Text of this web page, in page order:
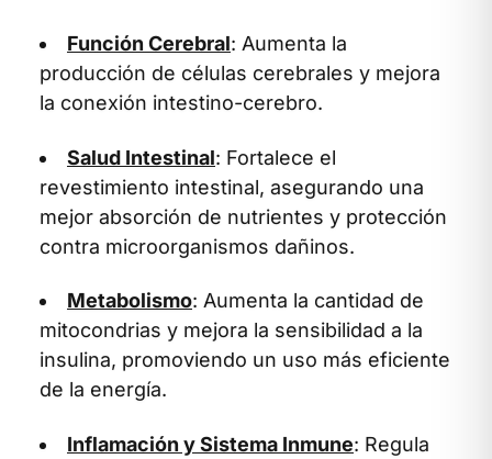
Función Cerebral: Aumenta la
producción de células cerebrales y mejora
la conexión intestino-cerebro.
Salud Intestinal: Fortalece el
revestimiento intestinal, asegurando una
mejor absorción de nutrientes y protección
contra microorganismos dañinos.
Metabolismo: Aumenta la cantidad de
mitocondrias y mejora la sensibilidad a la
insulina, promoviendo un uso más eficiente
de la energía.
Inflamación y Sistema Inmune: Regula